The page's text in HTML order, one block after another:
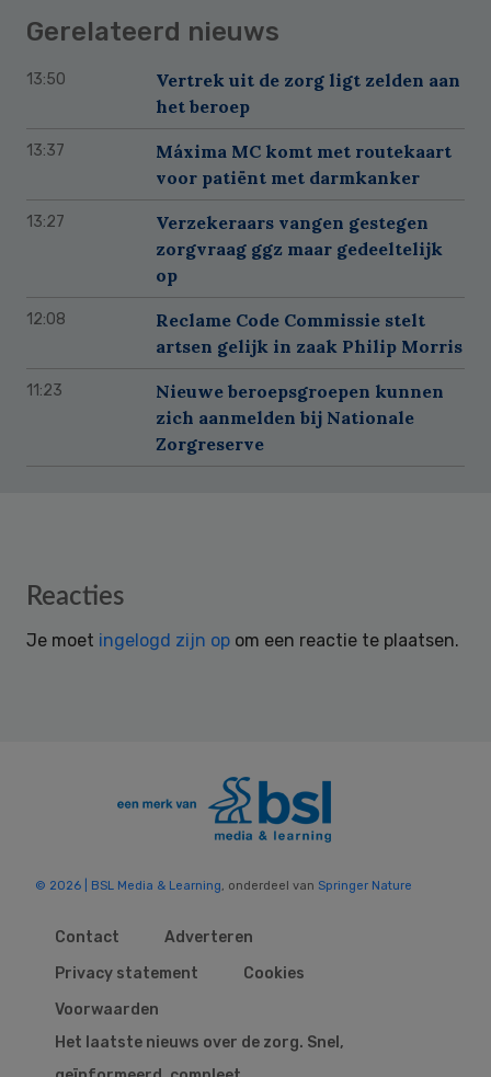
Gerelateerd nieuws
13:50
Vertrek uit de zorg ligt zelden aan
het beroep
13:37
Máxima MC komt met routekaart
voor patiënt met darmkanker
13:27
Verzekeraars vangen gestegen
zorgvraag ggz maar gedeeltelijk
op
12:08
Reclame Code Commissie stelt
artsen gelijk in zaak Philip Morris
11:23
Nieuwe beroepsgroepen kunnen
zich aanmelden bij Nationale
Zorgreserve
Reader
Reacties
Je moet ingelogd zijn op om een reactie te plaatsen.
© 2026 | BSL Media & Learning, onderdeel van Springer Nature
Contact
Adverteren
Privacy statement
Cookies
Voorwaarden
Het laatste nieuws over de zorg. Snel,